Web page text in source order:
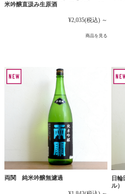
米吟醸直汲み生原酒
¥2,035(税込) ～
商品を見る
両関 純米吟醸無濾過
日
ル）